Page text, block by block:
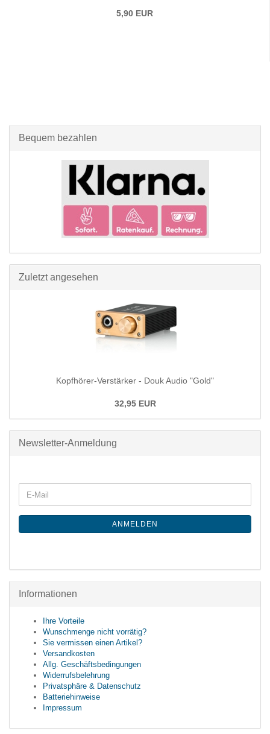
5,90 EUR
Bequem bezahlen
Zuletzt angesehen
Kopfhörer-Verstärker - Douk Audio "Gold"
32,95 EUR
Newsletter-Anmeldung
ANMELDEN
Informationen
Ihre Vorteile
Wunschmenge nicht vorrätig?
Sie vermissen einen Artikel?
Versandkosten
Allg. Geschäftsbedingungen
Widerrufsbelehrung
Privatsphäre & Datenschutz
Batteriehinweise
Impressum